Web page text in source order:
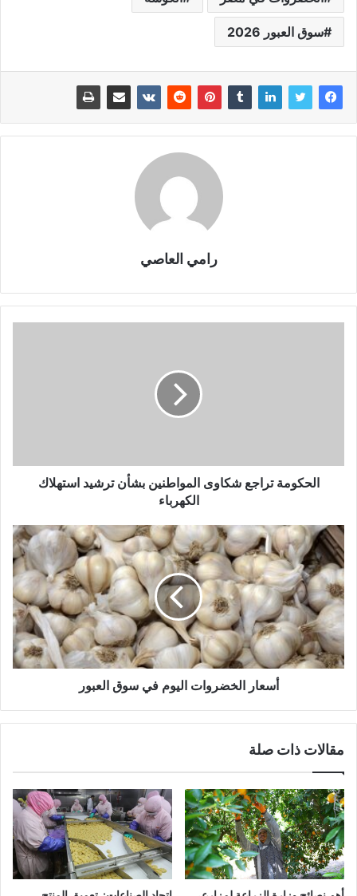
سوق العبور 2026
رامي العاصي
الحكومة تراجع شكاوى المواطنين بشأن ترشيد استهلاك
الكهرباء
أسعار الخضروات اليوم في سوق العبور
مقالات ذات صلة